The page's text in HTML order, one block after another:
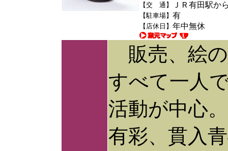
【交 通】 ＪＲ有田駅か
【駐車場】 有
【店休日】 年中無休
販売、絵
すべて一人
活動が中心
有彩、貫入